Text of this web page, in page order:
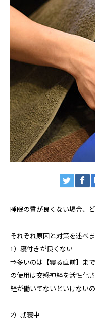
睡眠の質が良くない場合、
それぞれ原因と対策を述べま
1）寝付きが良くない
⇒多いのは【寝る直前】ま
の使用は交感神経を活性化
経が働いてないといけない
2）就寝中